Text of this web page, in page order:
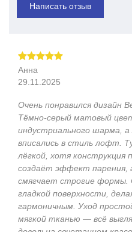
Написать отзыв
Анна
29.11.2025
Очень понравился дизайн
Тёмно‑серый матовый
индустриального шарма, а
вписались в стиль лофт.
лёгкой, хотя конструкция
создаёт эффект парения,
смягчает строгие
гладкой поверхности,
гармоничным. Уход
мягкой тканью — всё